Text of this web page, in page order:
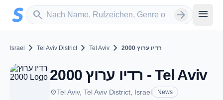
Zum Hauptinhalt springen
search
Sender suchen arrow_forward menu
Israel chevron_right Tel Aviv District chevron_right Tel Aviv chevron_right רדיו ערוץ 2000
רדיו ערוץ 2000 - Tel Aviv
placeTel Aviv, Tel Aviv District, Israel News